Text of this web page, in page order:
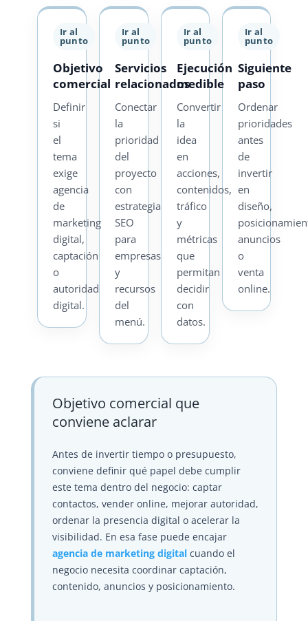
Ir al
punto
Objetivo
comercial
Definir
si
el
tema
exige
agencia
de
marketing
digital,
captación
o
autoridad
digital.
Ir al
punto
Servicios
relacionados
Conectar
la
prioridad
del
proyecto
con
estrategia
SEO
para
empresas
y
recursos
del
menú.
Ir al
punto
Ejecución
medible
Convertir
la
idea
en
acciones,
contenidos,
tráfico
y
métricas
que
permitan
decidir
con
datos.
Ir al
punto
Siguiente
paso
Ordenar
prioridades
antes
de
invertir
en
diseño,
anuncios
o
venta
online.
Objetivo comercial que
conviene aclarar
Antes de invertir tiempo o presupuesto,
conviene definir qué papel debe cumplir
este tema dentro del negocio: captar
contactos, vender online, mejorar autoridad,
ordenar la presencia digital o acelerar la
visibilidad. En esa fase puede encajar
agencia de marketing digitalcuando el
negocio necesita coordinar captación,
contenido, anuncios y posicionamiento.